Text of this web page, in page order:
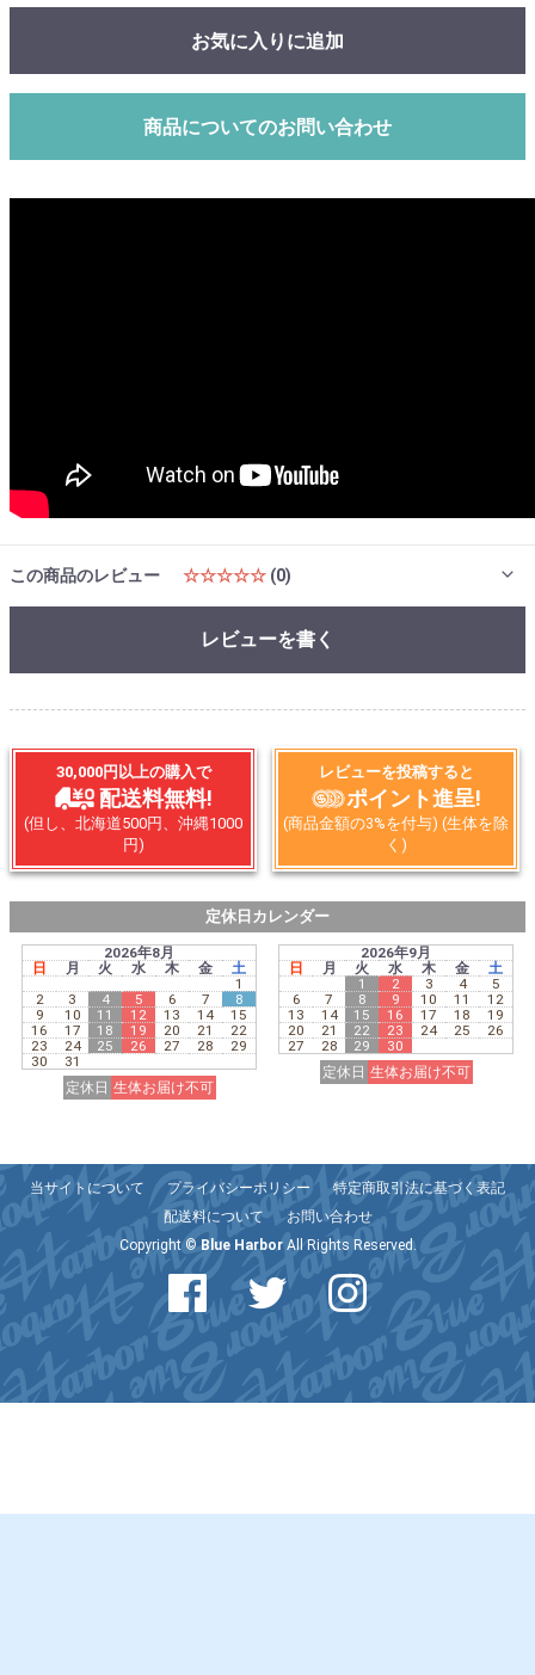
お気に入りに追加
商品についてのお問い合わせ
この商品のレビュー ☆☆☆☆☆ (0)
レビューを書く
30,000円以上の購入で
配送料無料!
(但し、北海道500円、沖縄1000
円)
レビューを投稿すると
ポイント進呈!
(商品金額の3%を付与) (生体を除
く)
定休日カレンダー
2026年8月
日
月 火 水 木 金
土
1
2
3 4 5 6 7
8
9
10 11 12 13 14
15
16
17 18 19 20 21
22
23
24 25 26 27 28
29
30
31
定休日 生体お届け不可
2026年9月
日
月 火 水 木 金
土
1
2 3 4
5
6
7 8 9 10 11
12
13
14 15 16 17 18
19
20
21 22 23 24 25
26
27
28 29
30
定休日 生体お届け不可
当サイトについて プライバシーポリシー
特定商取引法に基づく表記
配送料について
お問い合わせ
Copyright © Blue HarborAll Rights Reserved.